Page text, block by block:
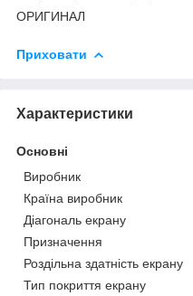
ОРИГИНАЛ
Приховати
Характеристики
Основні
Виробник
Країна виробник
Діагональ екрану
Призначення
Роздільна здатність екрану
Тип покриття екрану